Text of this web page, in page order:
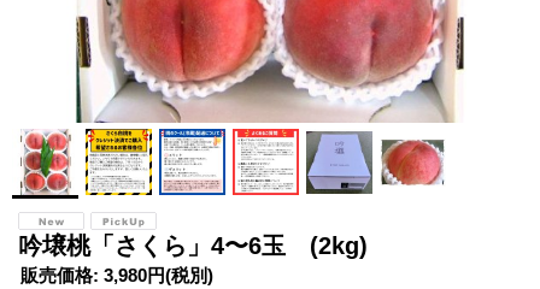
吟壌桃「さくら」4〜6玉 (2kg)
販売価格: 3,980円(税別)